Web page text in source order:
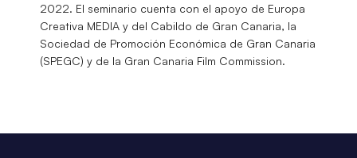
2022. El seminario cuenta con el apoyo de Europa
Creativa MEDIA y del Cabildo de Gran Canaria, la
Sociedad de Promoción Económica de Gran Canaria
(SPEGC) y de la Gran Canaria Film Commission.